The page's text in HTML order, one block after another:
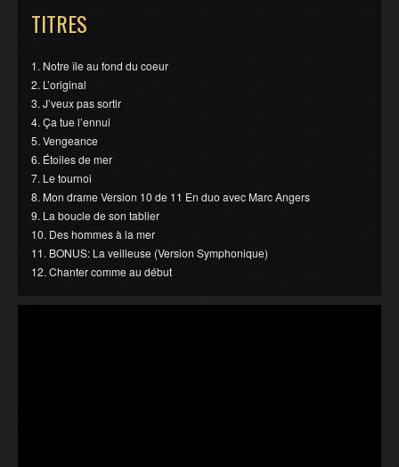
TITRES
1. Notre île au fond du coeur
2. L’original
3. J’veux pas sortir
4. Ça tue l’ennui
5. Vengeance
6. Étoiles de mer
7. Le tournoi
8. Mon drame Version 10 de 11 En duo avec Marc Angers
9. La boucle de son tablier
10. Des hommes à la mer
11. BONUS: La veilleuse (Version Symphonique)
12. Chanter comme au début